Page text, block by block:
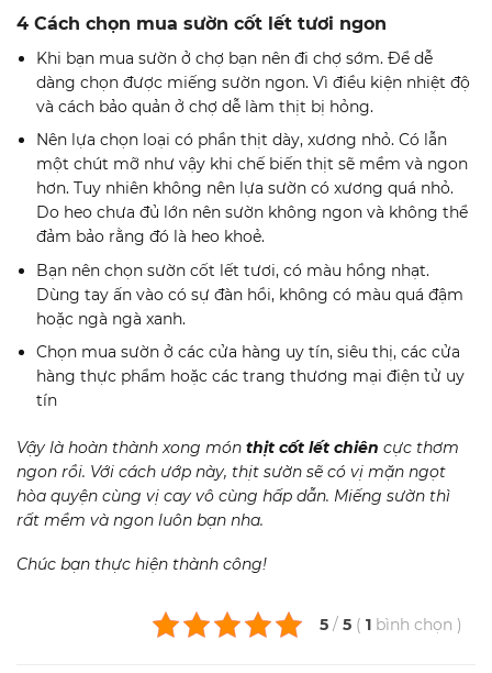
4 Cách chọn mua sườn cốt lết tươi ngon
Khi bạn mua sườn ở chợ bạn nên đi chợ sớm. Để dễ
dàng chọn được miếng sườn ngon. Vì điều kiện nhiệt độ
và cách bảo quản ở chợ dễ làm thịt bị hỏng.
Nên lựa chọn loại có phần thịt dày, xương nhỏ. Có lẫn
một chút mỡ như vậy khi chế biến thịt sẽ mềm và ngon
hơn. Tuy nhiên không nên lựa sườn có xương quá nhỏ.
Do heo chưa đủ lớn nên sườn không ngon và không thể
đảm bảo rằng đó là heo khoẻ.
Bạn nên chọn sườn cốt lết tươi, có màu hồng nhạt.
Dùng tay ấn vào có sự đàn hồi, không có màu quá đậm
hoặc ngà ngà xanh.
Chọn mua sườn ở các cửa hàng uy tín, siêu thị, các cửa
hàng thực phẩm hoặc các trang thương mại điện tử uy
tín
Vậy là hoàn thành xong món thịt cốt lết chiên cực thơm
ngon rồi. Với cách ướp này, thịt sườn sẽ có vị mặn ngọt
hòa quyện cùng vị cay vô cùng hấp dẫn. Miếng sườn thì
rất mềm và ngon luôn bạn nha.
Chúc bạn thực hiện thành công!
5 / 5 ( 1 bình chọn )